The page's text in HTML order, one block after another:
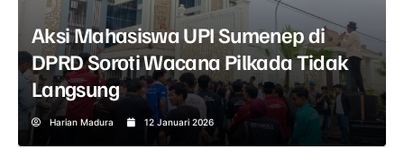
Aksi Mahasiswa UPI Sumenep di
DPRD Soroti Wacana Pilkada Tidak
Langsung
Harian Madura 12 Januari 2026